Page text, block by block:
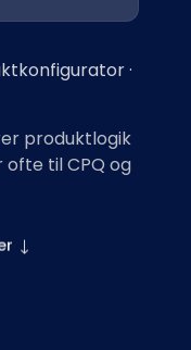
·
produktlogik
til CPQ og
↓